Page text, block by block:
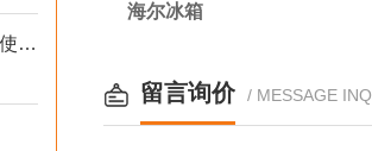
盘点-86度超低温冰箱的性能特点和使用要点
海尔冰箱
留言询价 / MESSAGE